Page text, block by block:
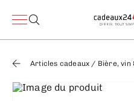
Articles cadeaux / Bière, vin